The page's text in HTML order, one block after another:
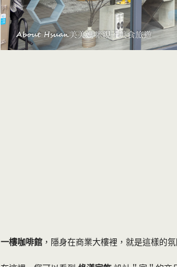
一樓咖啡館 ，隱身在商業大樓裡，就是這樣的